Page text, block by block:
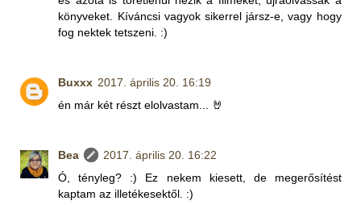
könyveket. Kíváncsi vagyok sikerrel jársz-e, vagy hogy
fog nektek tetszeni. :)
Buxxx 2017. április 20. 16:19
én már két részt elolvastam... 🤘
Bea
2017. április 20. 16:22
Ó, tényleg? :) Ez nekem kiesett, de megerősítést
kaptam az illetékesektől. :)